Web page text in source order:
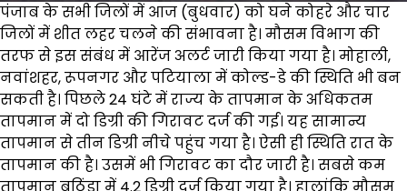
पंजाब के सभी जिलों में आज (बुधवार) को घने कोहरे और चार
जिलों में शीत लहर चलने की संभावना है। मौसम विभाग की
तरफ से इस संबंध में आरेंज अलर्ट जारी किया गया है। मोहाली,
नवांशहर, रूपनगर और पटियाला में कोल्ड-डे की स्थिति भी बन
सकती है। पिछले 24 घंटे में राज्य के तापमान के अधिकतम
तापमान में दो डिग्री की गिरावट दर्ज की गई। यह सामान्य
तापमान से तीन डिग्री नीचे पहुंच गया है। ऐसी ही स्थिति रात के
तापमान की है। उसमें भी गिरावट का दौर जारी है। सबसे कम